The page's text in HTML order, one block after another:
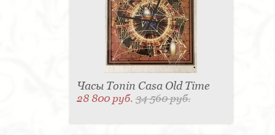
Часы Tonin Casa Old Time
28 800 руб.34 560 руб.